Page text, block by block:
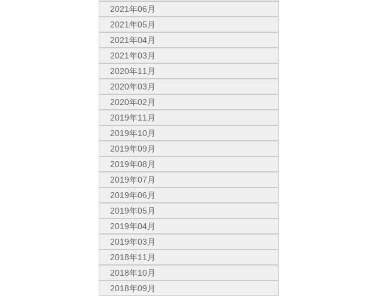
2021年06月
2021年05月
2021年04月
2021年03月
2020年11月
2020年03月
2020年02月
2019年11月
2019年10月
2019年09月
2019年08月
2019年07月
2019年06月
2019年05月
2019年04月
2019年03月
2018年11月
2018年10月
2018年09月